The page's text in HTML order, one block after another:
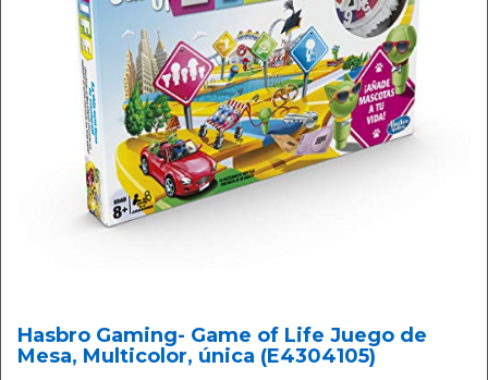
Hasbro Gaming- Game of Life Juego de
Mesa, Multicolor, única (E4304105)